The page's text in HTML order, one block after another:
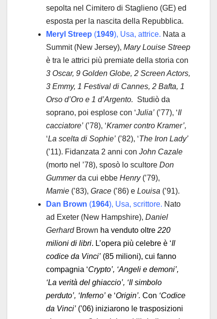
sepolta nel Cimitero di Staglieno (GE) ed
esposta per la nascita della Repubblica.
Meryl Streep (1949), Usa, attrice. Nata a
Summit (New Jersey), Mary Louise Streep
è tra le attrici più premiate della storia con
3 Oscar, 9 Golden Globe, 2 Screen Actors,
3 Emmy, 1 Festival di Cannes, 2 Bafta, 1
Orso d’Oro e 1 d’Argento. Studiò da
soprano, poi esplose con ‘Julia’ (’77), ‘Il
cacciatore’ (’78), ‘Kramer contro Kramer’,
‘La scelta di Sophie’ (’82), ‘The Iron Lady’
(’11). Fidanzata 2 anni con John Cazale
(morto nel ’78), sposò lo scultore Don
Gummerda cui ebbe Henry(’79),
Mamie (’83), Grace (’86) e Louisa (’91).
Dan Brown (1964), Usa, scrittore. Nato
ad Exeter (New Hampshire), Daniel
Gerhard Brown ha venduto oltre 220
milioni di libri. L’opera più celebre è ‘Il
codice da Vinci’ (85 milioni), cui fanno
compagnia ‘Crypto’, ‘Angeli e demoni’,
‘La verità del ghiaccio’, ‘Il simbolo
perduto’, ‘Inferno’ e ‘Origin’. Con ‘Codice
da Vinci’ (’06) iniziarono le trasposizioni